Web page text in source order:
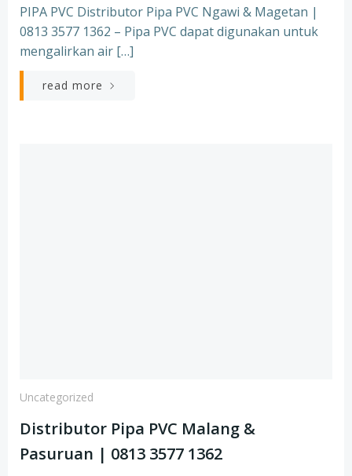
PIPA PVC Distributor Pipa PVC Ngawi & Magetan |
0813 3577 1362 – Pipa PVC dapat digunakan untuk
mengalirkan air […]
read more
Uncategorized
Distributor Pipa PVC Malang &
Pasuruan | 0813 3577 1362